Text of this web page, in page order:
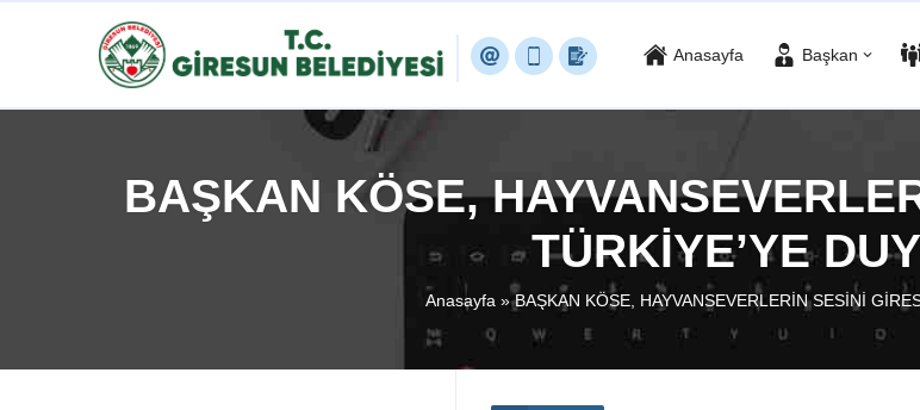
Anasayfa Başkan
BAŞKAN KÖSE,
TÜRKİYE’YE
Anasayfa »BAŞKAN KÖSE, HAYVANSEVERLERİN SESİNİ